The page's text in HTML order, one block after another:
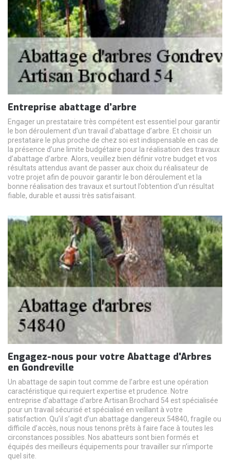
Entreprise abattage d’arbre
Engager un prestataire très compétent est essentiel pour garantir
le bon déroulement d’un travail d’abattage d’arbre. Et choisir un
prestataire le plus proche de chez soi est indispensable en cas de
la présence d’une limite budgétaire pour la réalisation des travaux
d’abattage d’arbre. Alors, veuillez bien définir votre budget et vos
résultats attendus avant de passer aux choix du réalisateur de
votre projet afin de pouvoir garantir le bon déroulement et la
bonne réalisation des travaux et surtout l’obtention d’un résultat
fiable, durable et aussi très satisfaisant.
Engagez-nous pour votre Abattage d'Arbres
en Gondreville
Un abattage de sapin tout comme de l’arbre est une opération
caractéristique qui requiert expertise et prudence. Notre
entreprise d'abattage d'arbre Artisan Brochard 54 est spécialisée
pour un travail sécurisé et spécialisé en veillant à votre
satisfaction. Qu’il s’agit d’un abattage dangereux 54840, fragile ou
difficile d’accès, nous nous tenons prêts à faire face à toutes les
circonstances possibles. Nos abatteurs sont bien formés et
équipés des meilleurs équipements pour travailler sur n’importe
quel site.